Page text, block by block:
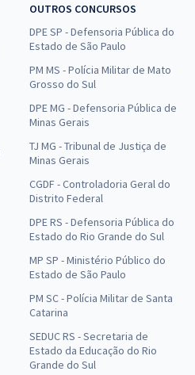
OUTROS CONCURSOS
DPE SP - Defensoria Pública do
Estado de São Paulo
PM MS - Polícia Militar de Mato
Grosso do Sul
DPE MG - Defensoria Pública de
Minas Gerais
TJ MG - Tribunal de Justiça de
Minas Gerais
CGDF - Controladoria Geral do
Distrito Federal
DPE RS - Defensoria Pública do
Estado do Rio Grande do Sul
MP SP - Ministério Público do
Estado de São Paulo
PM SC - Polícia Militar de Santa
Catarina
SEDUC RS - Secretaria de
Estado da Educação do Rio
Grande do Sul